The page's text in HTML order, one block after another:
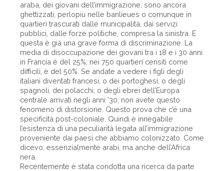
araba, dei giovani dell’immigrazione, sono ancora
ghettizzati, perlopiù nelle banlieues o comunque in
quartieri trascurati dalle municipalità, dai servizi
pubblici, dalle forze politiche, compresa la sinistra. E
questa è già una grave forma di discriminazione. La
media di disoccupazione dei giovani tra i 18 e i 30 anni
in Francia è del 25%; nei 750 quartieri censiti come
difficili, è del 50%. Se andate a vedere i figli degli
italiani diventati francesi, o dei portoghesi, o degli
spagnoli, dei polacchi, o degli ebrei dell’Europa
centrale arrivati negli anni ’30, non avete questo
fenomeno di distorsione. Questo prova che c’è una
specificità post-coloniale. Quindi è innegabile
l’esistenza di una peculiarità legata all’immigrazione
proveniente dai paesi che abbiamo colonizzato. Come
dicevo, essenzialmente arabi, ma anche dell’Africa
nera.
Recentemente è stata condotta una ricerca da parte